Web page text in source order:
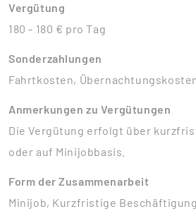
Vergütung
180 - 180 € pro Tag
Sonderzahlungen
Fahrtkosten,
Anmerkungen zu Vergütungen
Die Vergütung erfolgt über
oder auf Minijobbasis.
Form der Zusammenarbeit
Minijob, Kurzfristige Beschäftigung